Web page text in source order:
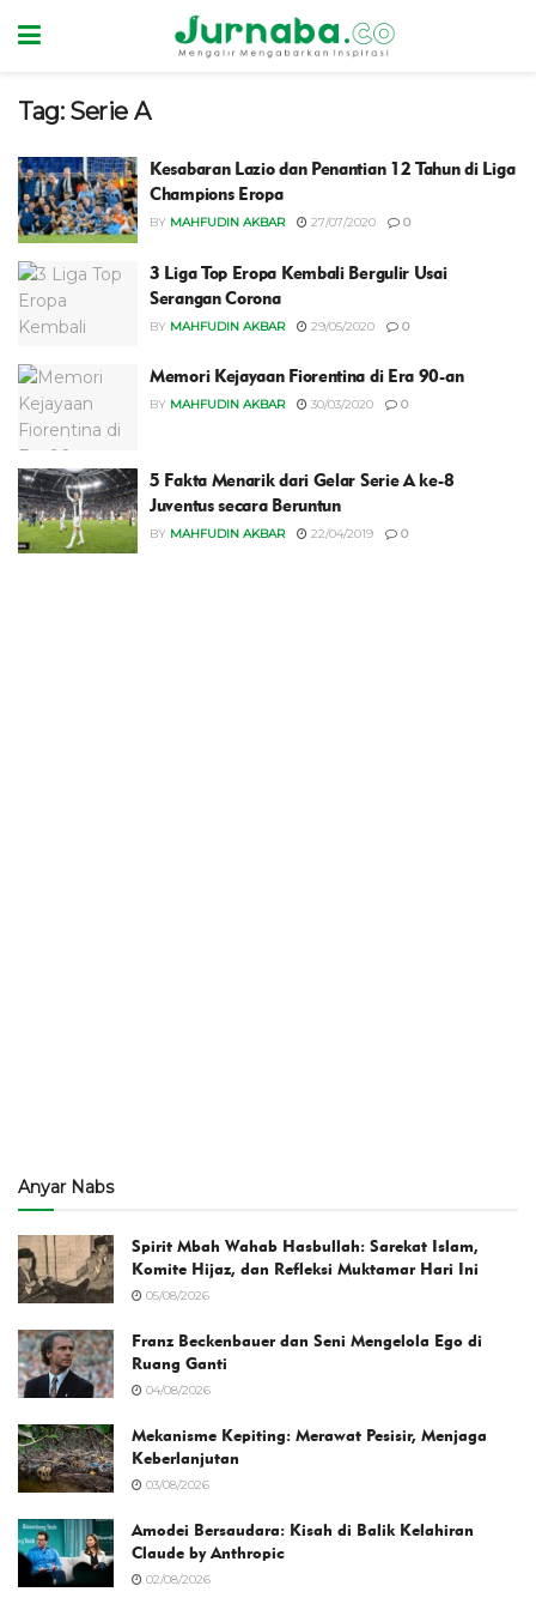
Tag: Serie A
Kesabaran Lazio dan Penantian 12 Tahun di Liga
Champions Eropa
BY MAHFUDIN AKBAR 27/07/2020 0
3 Liga Top Eropa Kembali Bergulir Usai
Serangan Corona
BY MAHFUDIN AKBAR 29/05/2020 0
Memori Kejayaan Fiorentina di Era 90-an
BY MAHFUDIN AKBAR 30/03/2020 0
5 Fakta Menarik dari Gelar Serie A ke-8
Juventus secara Beruntun
BY MAHFUDIN AKBAR 22/04/2019 0
Anyar Nabs
Spirit Mbah Wahab Hasbullah: Sarekat Islam,
Komite Hijaz, dan Refleksi Muktamar Hari Ini
05/08/2026
Franz Beckenbauer dan Seni Mengelola Ego di
Ruang Ganti
04/08/2026
Mekanisme Kepiting: Merawat Pesisir, Menjaga
Keberlanjutan
03/08/2026
Amodei Bersaudara: Kisah di Balik Kelahiran
Claude by Anthropic
02/08/2026